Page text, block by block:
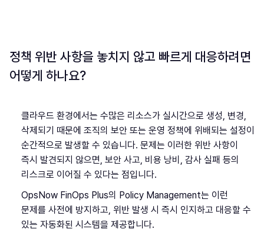
정책 위반 사항을 놓치지 않고 빠르게 대응하려면
어떻게 하나요?
클라우드 환경에서는 수많은 리소스가 실시간으로 생성, 변경,
삭제되기 때문에 조직의 보안 또는 운영 정책에 위배되는 설정이
순간적으로 발생할 수 있습니다. 문제는 이러한 위반 사항이
즉시 발견되지 않으면, 보안 사고, 비용 낭비, 감사 실패 등의
리스크로 이어질 수 있다는 점입니다.
OpsNow FinOps Plus의 Policy Management는 이런
문제를 사전에 방지하고, 위반 발생 시 즉시 인지하고 대응할 수
있는 자동화된 시스템을 제공합니다.